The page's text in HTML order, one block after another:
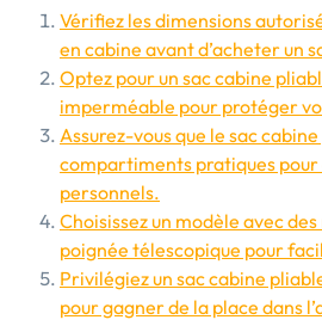
Vérifiez les dimensions
en cabine avant d’acheter un
Optez pour un sac cabine
imperméable pour protéger
Assurez-vous que le sac
compartiments pratiques
personnels.
Choisissez un modèle avec
poignée télescopique pour
Privilégiez un sac cabine
pour gagner de la place dans